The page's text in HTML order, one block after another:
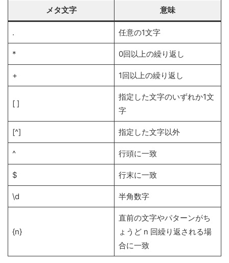
メタ文字 意味
. 任意の1文字
* 0回以上の繰り返し
+ 1回以上の繰り返し
[ ]
指定した文字のいずれか1文
字
[^] 指定した文字以外
^ 行頭に一致
$ 行末に一致
\d 半角数字
{n}
直前の文字やパターンがち
ょうど n 回繰り返される場
合に一致